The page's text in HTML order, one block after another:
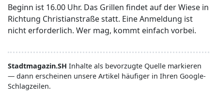
Beginn ist 16.00 Uhr. Das Grillen findet auf der Wiese in
Richtung Christianstraße statt. Eine Anmeldung ist
nicht erforderlich. Wer mag, kommt einfach vorbei.
Stadtmagazin.SH Inhalte als bevorzugte Quelle markieren
— dann erscheinen unsere Artikel häufiger in Ihren Google-
Schlagzeilen.